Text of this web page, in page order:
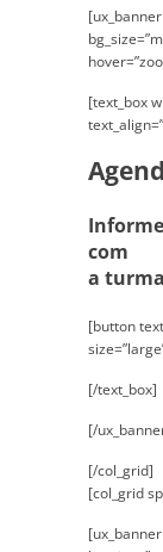
[text_box
com
a
[button
[/text_box]
[/
[/col_grid]
[col_grid